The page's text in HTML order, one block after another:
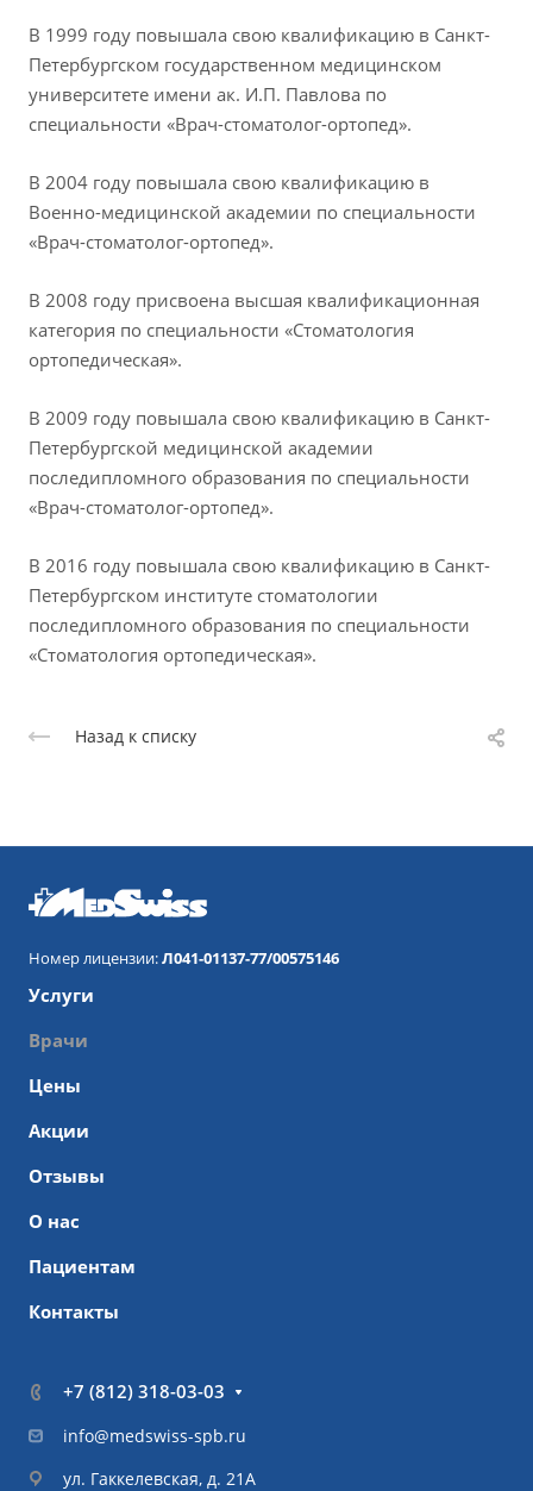
В 1999 году повышала свою квалификацию в Санкт-
Петербургском государственном медицинском
университете имени ак. И.П. Павлова по
специальности «Врач-стоматолог-ортопед».
В 2004 году повышала свою квалификацию в
Военно-медицинской академии по специальности
«Врач-стоматолог-ортопед».
В 2008 году присвоена высшая квалификационная
категория по специальности «Стоматология
ортопедическая».
В 2009 году повышала свою квалификацию в Санкт-
Петербургской медицинской академии
последипломного образования по специальности
«Врач-стоматолог-ортопед».
В 2016 году повышала свою квалификацию в Санкт-
Петербургском институте стоматологии
последипломного образования по специальности
«Стоматология ортопедическая».
Назад к списку
Номер лицензии:Л041-01137-77/00575146
Услуги
Врачи
Цены
Акции
Отзывы
О нас
Пациентам
Контакты
+7 (812) 318-03-03
info@medswiss-spb.ru
ул. Гаккелевская, д. 21А